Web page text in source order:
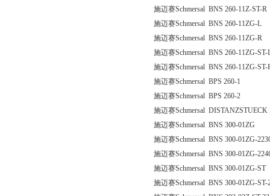
施迈赛Schmersal BNS 260-11Z-ST-R
施迈赛Schmersal BNS 260-11ZG-L
施迈赛Schmersal BNS 260-11ZG-R
施迈赛Schmersal BNS 260-11ZG-ST-
施迈赛Schmersal BNS 260-11ZG-ST-
施迈赛Schmersal BPS 260-1
施迈赛Schmersal BPS 260-2
施迈赛Schmersal DISTANZSTUECK
施迈赛Schmersal BNS 300-01ZG
施迈赛Schmersal BNS 300-01ZG-
施迈赛Schmersal BNS 300-01ZG-
施迈赛Schmersal BNS 300-01ZG-ST
施迈赛Schmersal BNS 300-01ZG-ST-